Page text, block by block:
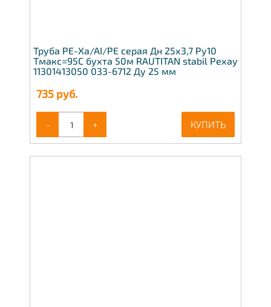
Труба PE-Xa/AI/PE серая Дн 25х3,7 Ру10
Тмакс=95C бухта 50м RAUTITAN stabil Рехау
11301413050 033-6712 Ду 25 мм
735 руб.
- + КУПИТЬ